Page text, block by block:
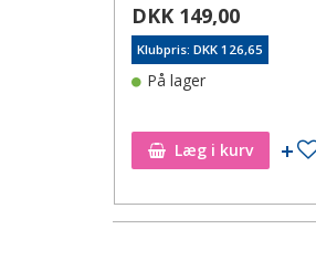
Tilføj til ønskeseddel
DKK 149,00
Klubpris: DKK 126,65
På lager
Læg i kurv